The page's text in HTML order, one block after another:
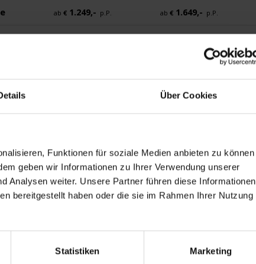
Über Cookies
Funktionen für soziale Medien anbieten zu können
geben wir Informationen zu Ihrer Verwendung unserer
Analysen weiter. Unsere Partner führen diese Informationen
bereitgestellt haben oder die sie im Rahmen Ihrer Nutzung
Statistiken Marketing
ab € 1.249,- p.P. ab € 1.649,- p.P.
ab 1.549,- p.P.
Ankunft